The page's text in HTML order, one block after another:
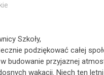
Szkoły,
podziękować całej
budowanie przyjaznej
wakacji. Niech ten